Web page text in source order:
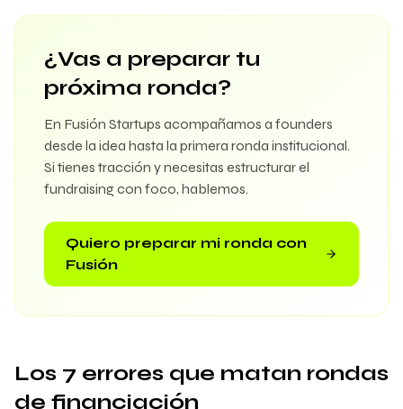
¿Vas a preparar tu
próxima ronda?
En Fusión Startups acompañamos a founders
desde la idea hasta la primera ronda institucional.
Si tienes tracción y necesitas estructurar el
fundraising con foco, hablemos.
Quiero preparar mi ronda con
Fusión
Los 7 errores que matan rondas
de financiación